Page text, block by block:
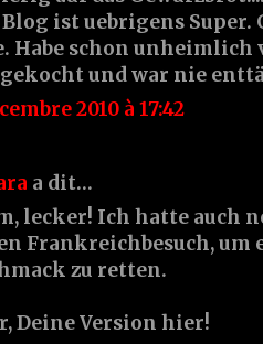
ist uebrigens Super.
Habe schon unheimlich
und war nie
2010 à 17:42
a dit…
lecker! Ich hatte auch
Frankreichbesuch, um
zu retten.
Deine Version hier!